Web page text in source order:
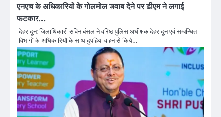
एनएच के अधिकारियों के गोलमोल जवाब देने पर डीएम ने लगाई
फटकार…
देहरादून: जिलाधिकारी सविन बंसल ने वरिष्ठ पुलिस अधीक्षक देहरादून एवं सम्बन्धित
विभागों के अधिकारियों के साथ दुपहिया वाहन से किये…